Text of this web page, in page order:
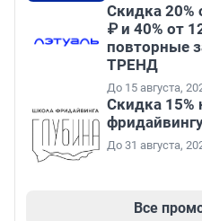
Скидка 20%
₽ и 40% от
повторные
ТРЕНД
До 15 августа,
Скидка 15%
До 31 августа,
Все